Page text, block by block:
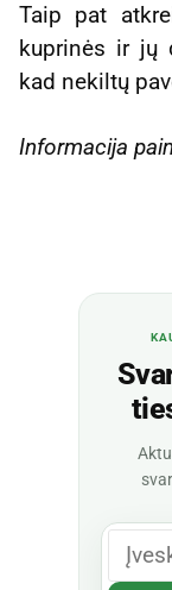
Taip pat
kuprinės ir jų
kad nekiltų
Informacija